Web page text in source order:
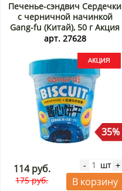
Печенье-сэндвич Сердечки
с черничной начинкой
Gang-fu (Китай), 50 г Акция
арт. 27628
35%
114 руб.
175 руб.
- шт +
В корзину